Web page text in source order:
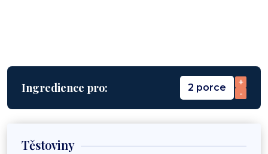
Ingredience pro: 2 porce
+
-
Těstoviny